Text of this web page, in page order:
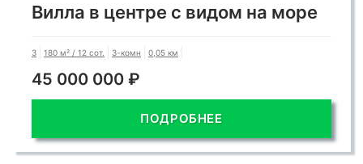
Вилла в центре с видом на море
3 180 м² / 12 сот. 3-комн 0,05 км
45 000 000 ₽
ПОДРОБНЕЕ